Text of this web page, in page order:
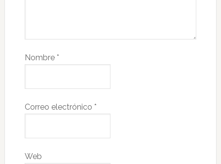
Nombre *
Correo electrónico *
Web